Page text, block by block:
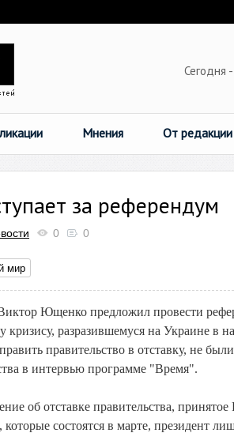
Сегодня
Мнения От редакции
за референдум
0 0
мир
Ющенко предложил провести
кризису, разразившемуся на Украине в
правительство в отставку, не
в интервью программе "Время".
об отставке правительства,
состоятся в марте, президент